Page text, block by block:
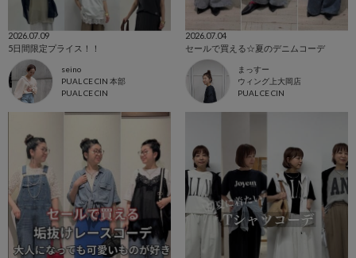
2026.07.09
5日間限定プライス！！
seino
PUAL CE CIN 本部
PUAL CE CIN
2026.07.04
セールで買える☆夏のデニムコーデ
まっすー
ウィング上大岡店
PUAL CE CIN